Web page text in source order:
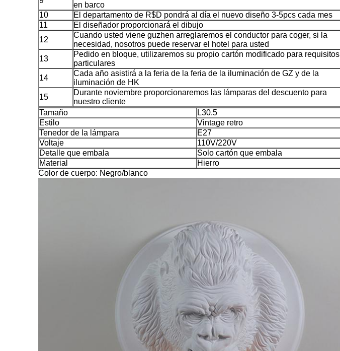
en barco
10
El departamento de R$D pondrá al día el nuevo diseño 3-5pcs cada mes
11
El diseñador proporcionará el dibujo
12
Cuando usted viene guzhen arreglaremos el conductor para coger, si la
necesidad, nosotros puede reservar el hotel para usted
13
Pedido en bloque, utilizaremos su propio cartón modificado para requisitos
particulares
14
Cada año asistirá a la feria de la feria de la iluminación de GZ y de la
iluminación de HK
15
Durante noviembre proporcionaremos las lámparas del descuento para
nuestro cliente
Tamaño
L30.5
Estilo
Vintage retro
Tenedor de la lámpara
E27
Voltaje
110V/220V
Detalle que embala
Solo cartón que embala
Material
Hierro
Color de cuerpo: Negro/blanco